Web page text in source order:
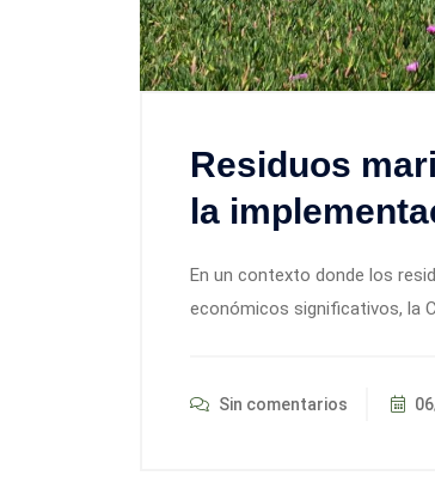
Residuos
la
En un contexto donde los
económicos significativos, la
Sin comentarios